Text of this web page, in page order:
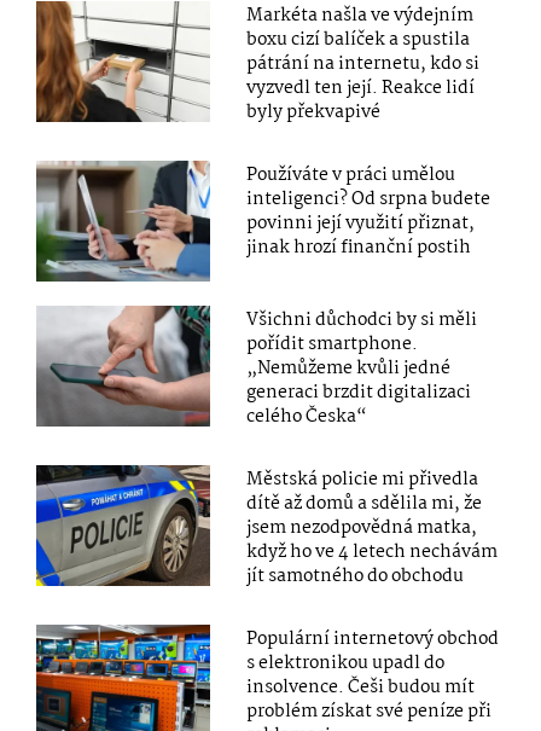
Markéta našla ve výdejním
boxu cizí balíček a spustila
pátrání na internetu, kdo si
vyzvedl ten její. Reakce lidí
byly překvapivé
Používáte v práci umělou
inteligenci? Od srpna budete
povinni její využití přiznat,
jinak hrozí finanční postih
Všichni důchodci by si měli
pořídit smartphone.
„Nemůžeme kvůli jedné
generaci brzdit digitalizaci
celého Česka“
Městská policie mi přivedla
dítě až domů a sdělila mi, že
jsem nezodpovědná matka,
když ho ve 4 letech nechávám
jít samotného do obchodu
Populární internetový obchod
s elektronikou upadl do
insolvence. Češi budou mít
problém získat své peníze při